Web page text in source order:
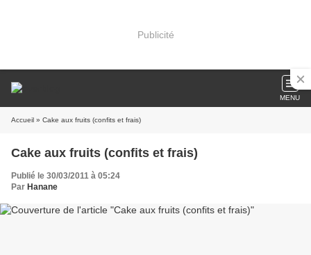
Publicité
MENU
Accueil » Cake aux fruits (confits et frais)
Cake aux fruits (confits et frais)
Publié le 30/03/2011 à 05:24
Par Hanane